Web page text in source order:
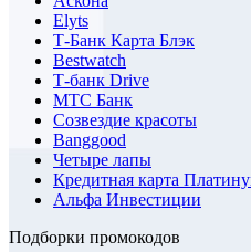
Elyts
Т-Банк Карта Блэк
Bestwatch
Т-банк Drive
МТС Банк
Созвездие красоты
Banggood
Четыре лапы
Кредитная карта
Альфа Инвестиции
Подборки промокодов